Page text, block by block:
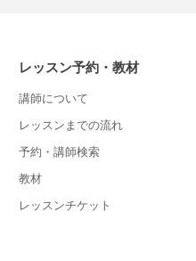
レッスン予約・教材
講師について
レッスンまでの流れ
予約・講師検索
教材
レッスンチケット